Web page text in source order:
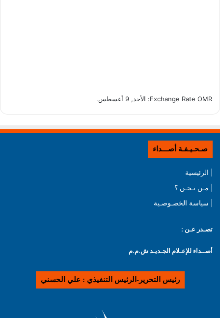
Exchange Rate OMR : الأحد, 9 أغسطس.
صـحـيـفـة أصـــداء
| الرئيسية
| مـن نـحـن ؟
| سياسة الخصـوصـية
تصـدر عـن :
أصــداء للإعـلام الجـديـد ش.م.م
رئيس التحرير-الرئيس التنفيذي : علي الحسني